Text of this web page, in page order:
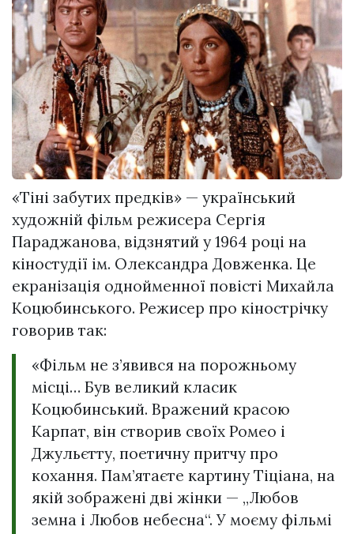
«Тіні забутих предків» — український
художній фільм режисера Сергія
Параджанова, відзнятий у 1964 році на
кіностудії ім. Олександра Довженка. Це
екранізація однойменної повісті Михайла
Коцюбинського. Режисер про кінострічку
говорив так:
«Фільм не з’явився на порожньому
місці… Був великий класик
Коцюбинський. Вражений красою
Карпат, він створив своїх Ромео і
Джульєтту, поетичну притчу про
кохання. Пам’ятаєте картину Тіціана, на
якій зображені дві жінки — „Любов
земна і Любов небесна“. У моєму фільмі